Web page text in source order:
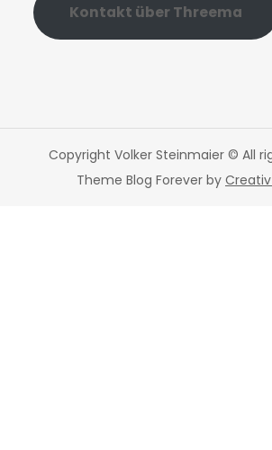
Kontakt über Threema
Copyright Volker Steinmaier © All
Theme Blog Forever by